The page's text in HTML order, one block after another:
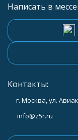
Написать в
Контакты:
г. Москва, ул.
info@z5r.ru